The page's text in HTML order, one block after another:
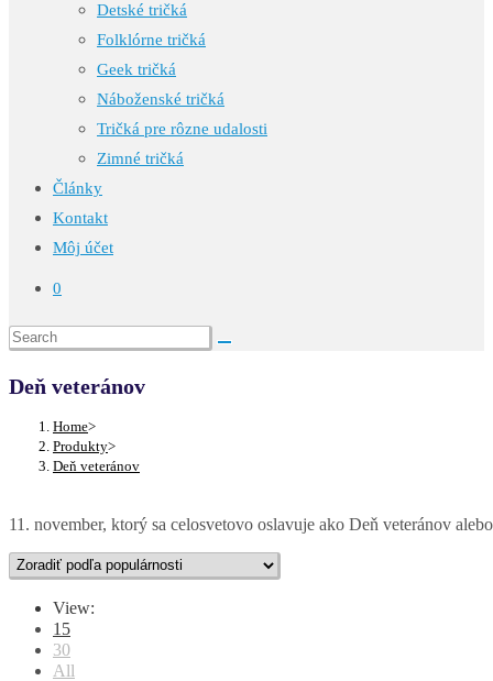
Detské tričká
Folklórne tričká
Geek tričká
Náboženské tričká
Tričká pre rôzne udalosti
Zimné tričká
Články
Kontakt
Môj účet
0
Deň veteránov
Home>
Produkty>
Deň veteránov
11. november, ktorý sa celosvetovo oslavuje ako Deň veteránov
View:
15
30
All